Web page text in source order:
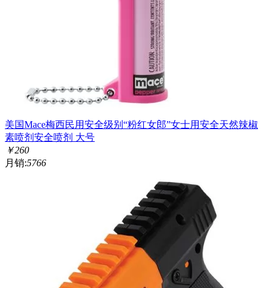
美国Mace梅西民用安全级别“粉红女郎”女士用安全天然辣椒
素喷剂安全喷剂 大号
￥260
月销:5766